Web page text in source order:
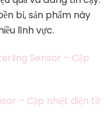
bỉ, sản phẩm này
lĩnh vực.
Sensor – Cặp
– Cặp nhiệt điện từ